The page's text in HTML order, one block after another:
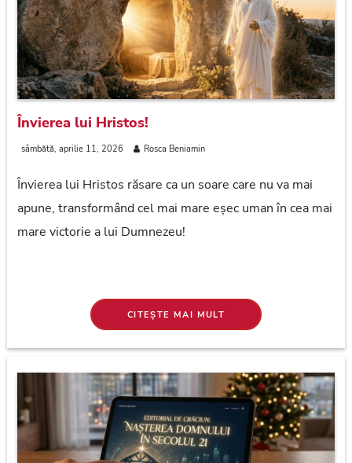
Învierea lui Hristos!
sâmbătă, aprilie 11, 2026 Rosca Beniamin
Învierea lui Hristos răsare ca un soare care nu va mai
apune, transformând cel mai mare eșec uman în cea mai
mare victorie a lui Dumnezeu!
CITEȘTE MAI MULT